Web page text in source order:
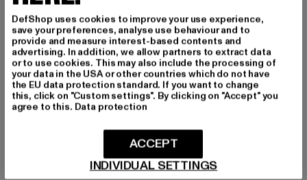
GRÖSSE & PASSFORM
PFLEGEHINWEISE
LIEFERUNG & RÜCKGABE
DefShop uses cookies to improve your use experience,
save your preferences, analyse use behaviour and to
provide and measure interest-based contents and
advertising. In addition, we allow partners to extract data
or to use cookies. This may also include the processing of
your data in the USA or other countries which do not have
the EU data protection standard. If you want to change
this, click on "Custom settings". By clicking on "Accept" you
agree to this. Data protection
INDIVIDUAL SETTINGS
ACCEPT